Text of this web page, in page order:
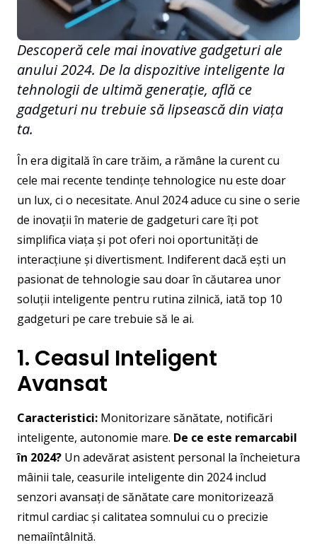
Descoperă cele mai inovative gadgeturi ale
anului 2024. De la dispozitive inteligente la
tehnologii de ultimă generație, află ce
gadgeturi nu trebuie să lipsească din viața
ta.
În era digitală în care trăim, a rămâne la curent cu
cele mai recente tendințe tehnologice nu este doar
un lux, ci o necesitate. Anul 2024 aduce cu sine o serie
de inovații în materie de gadgeturi care îți pot
simplifica viața și pot oferi noi oportunități de
interacțiune și divertisment. Indiferent dacă ești un
pasionat de tehnologie sau doar în căutarea unor
soluții inteligente pentru rutina zilnică, iată top 10
gadgeturi pe care trebuie să le ai.
1. Ceasul Inteligent
Avansat
Caracteristici: Monitorizare sănătate, notificări
inteligente, autonomie mare. De ce este remarcabil
în 2024? Un adevărat asistent personal la încheietura
mâinii tale, ceasurile inteligente din 2024 includ
senzori avansați de sănătate care monitorizează
ritmul cardiac și calitatea somnului cu o precizie
nemaiîntâlnită.